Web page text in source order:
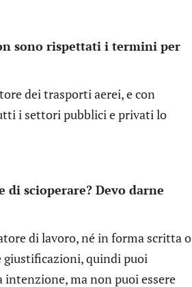
sono rispettati i termini per
dei trasporti aerei, e con
i settori pubblici e privati lo
scioperare? Devo darne
di lavoro, né in forma scritta o
giustificazioni, quindi puoi
intenzione, ma non puoi essere